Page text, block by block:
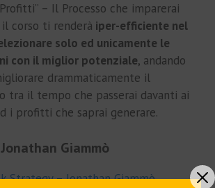
– Il Processo che imparerai
corso ti renderà iper-efficiente nel
solo ed unicamente le
con il miglior potenziale, andando
drammaticamente il
tra il tempo che passerai davanti ai
i profitti che saprai generare.
Giammò
Strategy – Jonathan Giammò